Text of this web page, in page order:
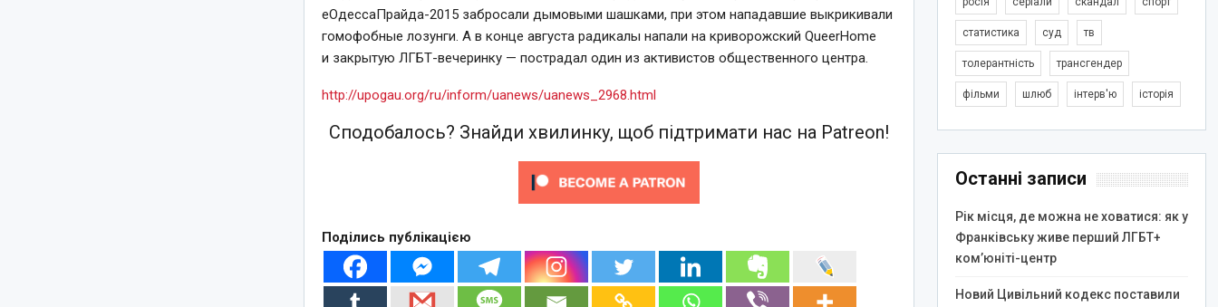
еОдессаПрайда-2015 забросали дымовыми шашками, при этом нападавшие выкрикивали
гомофобные лозунги. А в конце августа радикалы напали на криворожский QueerHome
и закрытую ЛГБТ-вечеринку — пострадал один из активистов общественного центра.
http://upogau.org/ru/inform/uanews/uanews_2968.html
Сподобалось? Знайди хвилинку, щоб підтримати нас на Patreon!
Поділись публікацією
статистика суд тв
толерантність трансгендер
фільми шлюб інтерв'ю історія
Останні записи
Рік місця, де можна не ховатися: як у
Франківську живе перший ЛГБТ+
ком’юніті-центр
Новий Цивільний кодекс поставили